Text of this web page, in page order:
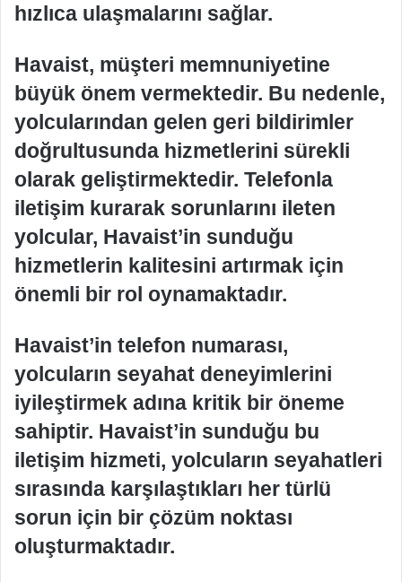
hızlıca ulaşmalarını sağlar.
Havaist, müşteri memnuniyetine
büyük önem vermektedir. Bu nedenle,
yolcularından gelen geri bildirimler
doğrultusunda hizmetlerini sürekli
olarak geliştirmektedir. Telefonla
iletişim kurarak sorunlarını ileten
yolcular, Havaist’in sunduğu
hizmetlerin kalitesini artırmak için
önemli bir rol oynamaktadır.
Havaist’in telefon numarası,
yolcuların seyahat deneyimlerini
iyileştirmek adına kritik bir öneme
sahiptir. Havaist’in sunduğu bu
iletişim hizmeti, yolcuların seyahatleri
sırasında karşılaştıkları her türlü
sorun için bir çözüm noktası
oluşturmaktadır.